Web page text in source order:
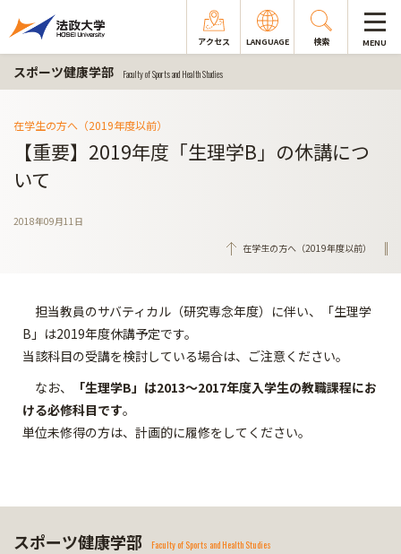
アクセス LANGUAGE 検索 MENU
スポーツ健康学部 Faculty of Sports and Health Studies
在学生の方へ（2019年度以前）
【重要】2019年度「生理学B」の休講につ
いて
2018年09月11日
在学生の方へ（2019年度以前）
担当教員のサバティカル（研究専念年度）に伴い、「生理学
B」は2019年度休講予定です。
当該科目の受講を検討している場合は、ご注意ください。
なお、
「生理学B」は2013～2017年度入学生の教職課程にお
ける必修科目です。
単位未修得の方は、計画的に履修をしてください。
スポーツ健康学部 Faculty of Sports and Health Studies